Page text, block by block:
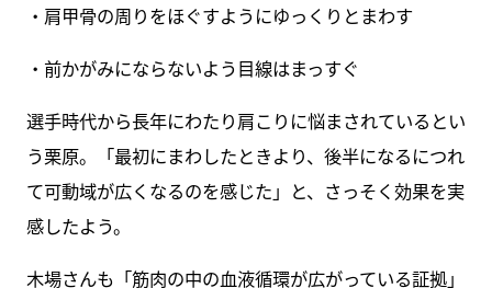
・肩甲骨の周りをほぐすようにゆっくりとまわす
・前かがみにならないよう目線はまっすぐ
選手時代から長年にわたり肩こりに悩まされているとい
う栗原。「最初にまわしたときより、後半になるにつれ
て可動域が広くなるのを感じた」と、さっそく効果を実
感したよう。
木場さんも「筋肉の中の血液循環が広がっている証拠」